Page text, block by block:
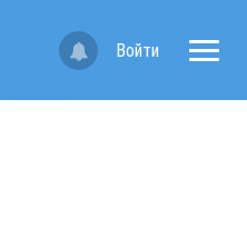
Войти